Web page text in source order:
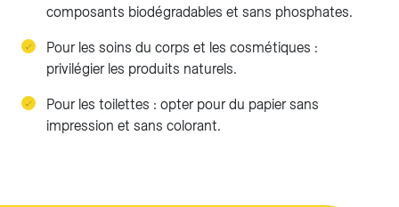
composants biodégradables et sans phosphates.
Pour les soins du corps et les cosmétiques :
privilégier les produits naturels.
Pour les toilettes : opter pour du papier sans
impression et sans colorant.